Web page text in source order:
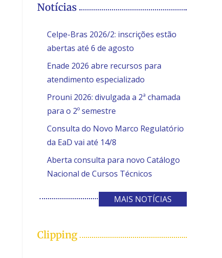
Notícias
Celpe-Bras 2026/2: inscrições estão
abertas até 6 de agosto
Enade 2026 abre recursos para
atendimento especializado
Prouni 2026: divulgada a 2ª chamada
para o 2º semestre
Consulta do Novo Marco Regulatório
da EaD vai até 14/8
Aberta consulta para novo Catálogo
Nacional de Cursos Técnicos
MAIS NOTÍCIAS
Clipping